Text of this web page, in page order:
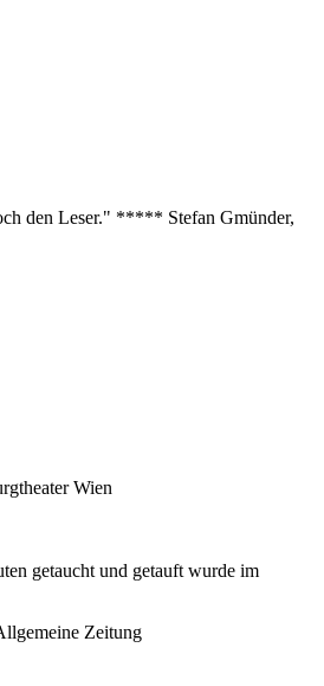
den Leser." ***** Stefan Gmünder,
Wien
getaucht und getauft wurde im
Zeitung